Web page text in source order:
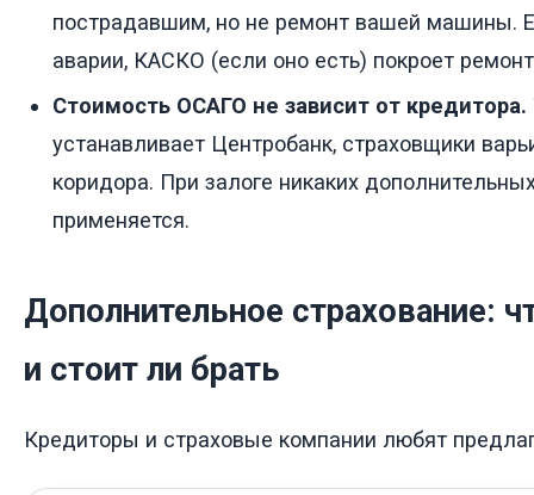
пострадавшим, но не ремонт вашей машины.
аварии, КАСКО (если оно есть) покроет
Стоимость ОСАГО не зависит от кредитора.
устанавливает Центробанк, страховщики
коридора. При залоге никаких
применяется.
Дополнительное страхование:
и стоит ли брать
Кредиторы и страховые компании любят